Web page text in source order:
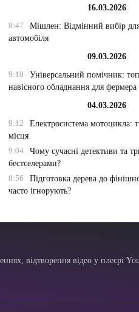
16.03.2026
8:47
Мішлен: Відмінний вибір
автомобіля
09.03.2026
9:10
Універсальний помічник:
навісного обладнання для фермера
04.03.2026
9:12
Електросистема мотоцикла:
місця
9:04
Чому сучасні детективи та
бестселерами?
8:56
Підготовка дерева до
часто ігнорують?
відтворення відео у плеєрі